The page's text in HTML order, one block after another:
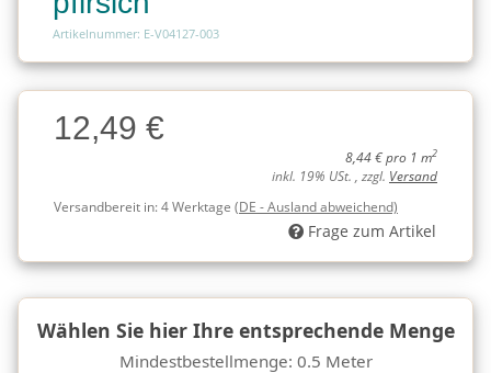
Artikelnummer: E-V04127-003
Charge
Charge12,49 €
8,44 € pro 1 m2
inkl. 19% USt. , zzgl. Versand
Versandbereit in:4 Werktage (DE - Ausland abweichend)
Frage zum Artikel
Wählen Sie hier Ihre entsprechende Menge
Mindestbestellmenge: 0.5 Meter